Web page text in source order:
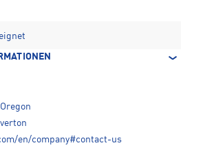
en/company#contact-us